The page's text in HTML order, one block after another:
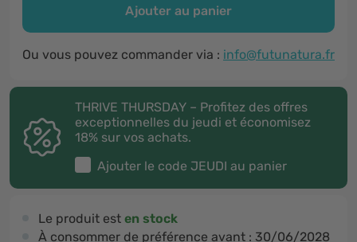
Ajouter au panier
Ou vous pouvez commander via : info@futunatura.fr
THRIVE THURSDAY – Profitez des offres
exceptionnelles du jeudi et économisez
18% sur vos achats.
Ajouter le code JEUDI au panier
Le produit est en stock
À consommer de préférence avant : 30/06/2028